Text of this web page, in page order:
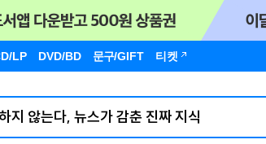
LP DVD/BD 문구/GIFT 티켓